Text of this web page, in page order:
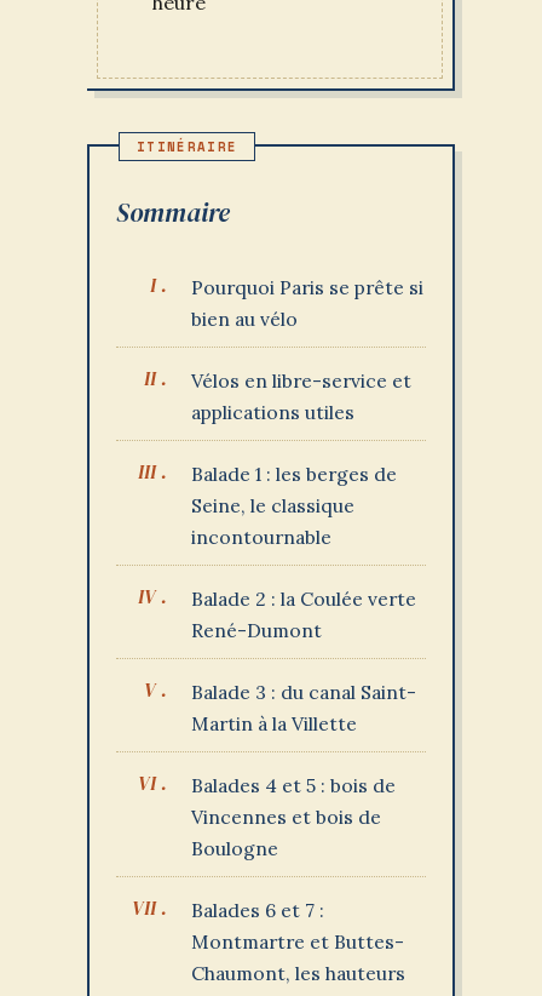
Sommaire
Pourquoi Paris se prête si
bien au vélo
Vélos en libre-service et
applications utiles
Balade 1 : les berges de
Seine, le classique
incontournable
Balade 2 : la Coulée verte
René-Dumont
Balade 3 : du canal Saint-
Martin à la Villette
Balades 4 et 5 : bois de
Vincennes et bois de
Boulogne
Balades 6 et 7 :
Montmartre et Buttes-
Chaumont, les hauteurs